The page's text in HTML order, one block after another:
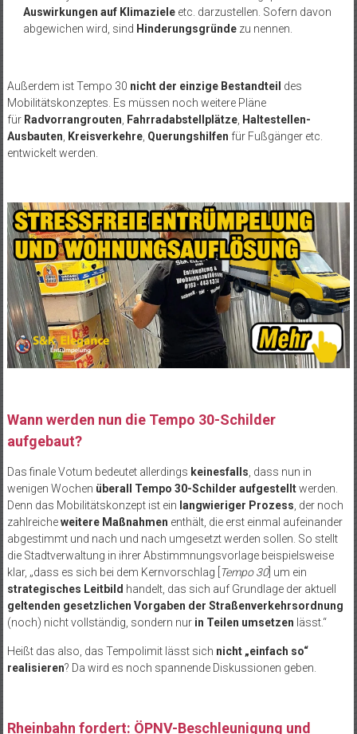
Auswirkungen auf Klimazieleetc. darzustellen. Sofern davon
abgewichen wird, sind Hinderungsgründezu nennen.
Außerdem ist Tempo 30 nicht der einzige Bestandteil des
Mobilitätskonzeptes. Es müssen noch weitere Pläne
für Radvorrangrouten Fahrradabstellplätze, Haltestellen-
Ausbauten
Kreisverkehre, Querungshilfen für Fußgänger etc.
entwickelt werden.
Wann werden nun die Tempo 30-Schilder
aufgebaut?
Das finale Votum bedeutet allerdings keinesfalls , dass nun in
wenigen Wochen überall Tempo 30-Schilder aufgestelltwerden.
Denn das Mobilitätskonzept ist ein langwieriger Prozess , der noch
zahlreicheweitere Maßnahmen enthält, die erst einmal aufeinander
abgestimmt und nach und nach umgesetzt werden sollen. So stellt
die Stadtverwaltung in ihrer Abstimmnungsvorlage beispielsweise
klar, „dass es sich bei dem Kernvorschlag [ Tempo 30] um ein
strategisches Leitbild handelt, das sich auf Grundlage der aktuell
geltenden gesetzlichen Vorgaben der Straßenverkehrsordnung
(noch) nicht vollständig, sondern nur in Teilen umsetzen lässt.“
Heißt das also, das Tempolimit lässt sich nicht „einfach so“
realisieren? Da wird es noch spannende Diskussionen geben.
Rheinbahn fordert: ÖPNV-Beschleunigung und